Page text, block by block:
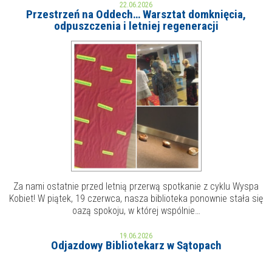
MOJE KONTO
AKTUALNOŚCI
NAJBLIŻSZE WYDARZENIA
WYDARZENIA BIEŻĄCE
WYDARZYŁO SIĘ
NASZA OFERTA
STREFA WIEDZY O REGIONIE
STREFA KOLORU
FORMY STAŁE
POLECANE STRONY
22.06.2026
Przestrzeń na Oddech… Warsztat domknięcia,
odpuszczenia i letniej regeneracji
Za nami ostatnie przed letnią przerwą spotkanie z cyklu Wyspa
Kobiet! W piątek, 19 czerwca, nasza biblioteka ponownie stała się
oazą spokoju, w której wspólnie…
19.06.2026
Odjazdowy Bibliotekarz w Sątopach